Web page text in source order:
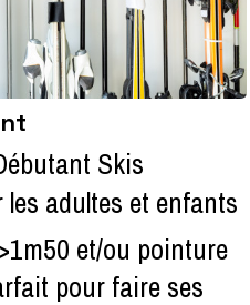
Skis
adultes et enfants
et/ou pointure
pour faire ses